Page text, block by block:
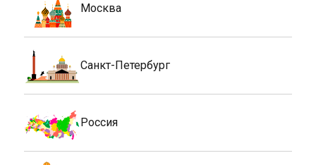
Москва
Санкт-Петербург
Россия